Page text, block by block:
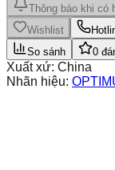
Thông báo khi có
Wishlist
So sánh
0
Xuất xứ: China
Nhãn hiệu: